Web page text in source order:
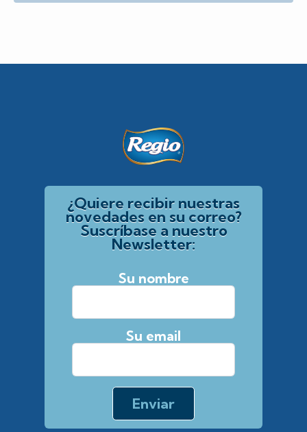
¿Quiere recibir nuestras
novedades en su correo?
Suscríbase a nuestro
Newsletter:
Su nombre
Su email